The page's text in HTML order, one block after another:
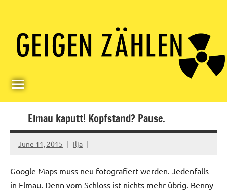
contentGeigerzähler
Elmau kaputt! Kopfstand? Pause.
June 11, 2015 Ilja
Google Maps muss neu fotografiert werden. Jedenfalls
in Elmau. Denn vom Schloss ist nichts mehr übrig. Benny